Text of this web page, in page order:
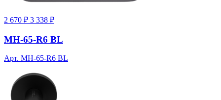
2 670 ₽ 3 338 ₽
MH-65-R6 BL
Арт. MH-65-R6 BL